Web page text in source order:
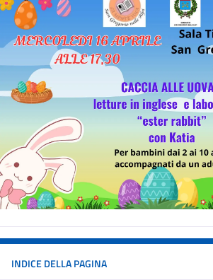
INDICE DELLA PAGINA